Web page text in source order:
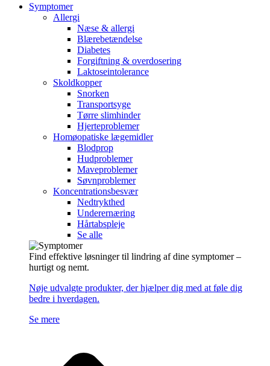
Symptomer
Allergi
Næse & allergi
Blærebetændelse
Diabetes
Forgiftning & overdosering
Laktoseintolerance
Skoldkopper
Snorken
Transportsyge
Tørre slimhinder
Hjerteproblemer
Homøopatiske lægemidler
Blodprop
Hudproblemer
Maveproblemer
Søvnproblemer
Koncentrationsbesvær
Nedtrykthed
Underernæring
Hårtabspleje
Se alle
Find effektive løsninger til lindring af dine symptomer –
hurtigt og nemt.
Nøje udvalgte produkter, der hjælper dig med at føle dig
bedre i hverdagen.
Se mere